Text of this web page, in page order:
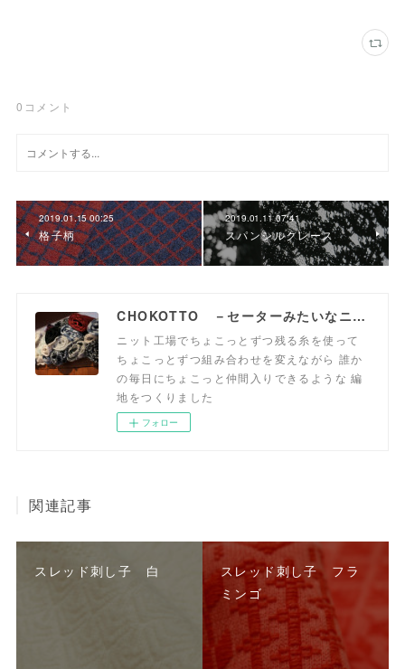
0 コメント
2019.01.15 00:25
格子柄
2019.01.11 07:41
スパンシルクレース
CHOKOTTO －セーターみたいなニット生地、おいてます－
ニット工場でちょこっとずつ残る糸を使って
ちょこっとずつ組み合わせを変えながら 誰か
の毎日にちょこっと仲間入りできるような 編
地をつくりました
フォロー
関連記事
スレッド刺し子 白
スレッド刺し子 フラ
ミンゴ